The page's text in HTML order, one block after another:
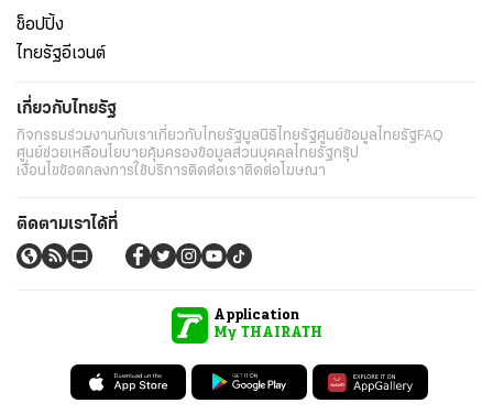
ช็อปปิ้ง
ไทยรัฐอีเวนต์
เกี่ยวกับไทยรัฐ
กิจกรรมร่วมงานกับเราเกี่ยวกับไทยรัฐมูลนิธิไทยรัฐศูนย์ข้อมูลไทยรัฐFAQ
ศูนย์ช่วยเหลือนโยบายคุ้มครองข้อมูลส่วนบุคคลไทยรัฐกรุ๊ป
เงื่อนไขข้อตกลงการใช้บริการติดต่อเราติดต่อโฆษณา
ติดตามเราได้ที่
Application
My THAIRATH